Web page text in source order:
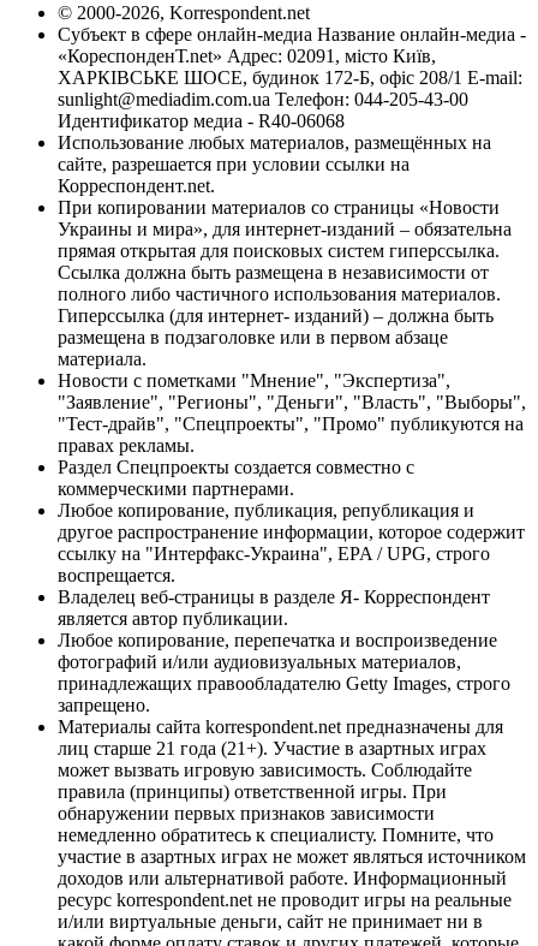
© 2000-2026, Korrespondent.net
Субъект в сфере онлайн-медиа Название онлайн-медиа -
«КореспонденТ.net» Адрес: 02091, місто Київ,
ХАРКІВСЬКЕ ШОСЕ, будинок 172-Б, офіс 208/1 E-mail:
sunlight@mediadim.com.ua Телефон: 044-205-43-00
Идентификатор медиа - R40-06068
Использование любых материалов, размещённых на
сайте, разрешается при условии ссылки на
Корреспондент.net.
При копировании материалов со страницы «Новости
Украины и мира», для интернет-изданий – обязательна
прямая открытая для поисковых систем гиперссылка.
Ссылка должна быть размещена в независимости от
полного либо частичного использования материалов.
Гиперссылка (для интернет- изданий) – должна быть
размещена в подзаголовке или в первом абзаце
материала.
Новости с пометками "Мнение", "Экспертиза",
"Заявление", "Регионы", "Деньги", "Власть", "Выборы",
"Тест-драйв", "Спецпроекты", "Промо" публикуются на
правах рекламы.
Раздел Спецпроекты создается совместно с
коммерческими партнерами.
Любое копирование, публикация, републикация и
другое распространение информации, которое содержит
ссылку на "Интерфакс-Украина", EPA / UPG, строго
воспрещается.
Владелец веб-страницы в разделе Я- Корреспондент
является автор публикации.
Любое копирование, перепечатка и воспроизведение
фотографий и/или аудиовизуальных материалов,
принадлежащих правообладателю Getty Images, строго
запрещено.
Материалы сайта korrespondent.net предназначены для
лиц старше 21 года (21+). Участие в азартных играх
может вызвать игровую зависимость. Соблюдайте
правила (принципы) ответственной игры. При
обнаружении первых признаков зависимости
немедленно обратитесь к специалисту. Помните, что
участие в азартных играх не может являться источником
доходов или альтернативой работе. Информационный
ресурс korrespondent.net не проводит игры на реальные
и/или виртуальные деньги, сайт не принимает ни в